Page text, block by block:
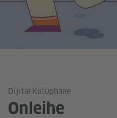
Dijital Kütüphane
Onleihe